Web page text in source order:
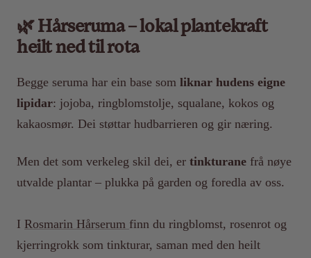
🌿 Hårseruma – lokal plantekraft
heilt ned til rota
Begge seruma har ein base som liknar hudens eigne
lipidar: jojoba, ringblomstolje, squalane, kokos og
kakaosmør. Dei støttar hudbarrieren og gir næring.
Men det som verkeleg skil dei, er tinkturane frå nøye
utvalde plantar – plukka på garden og foredla av oss.
I Rosmarin Hårserum finn du ringblomst, rosenrot og
kjerringrokk som tinkturar, saman med den heilt